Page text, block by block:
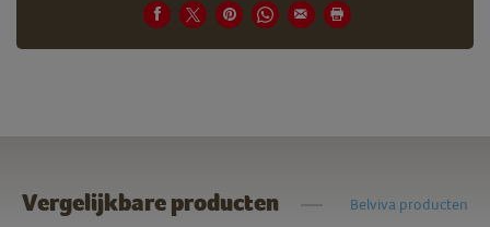
Vergelijkbare producten Belviva producten